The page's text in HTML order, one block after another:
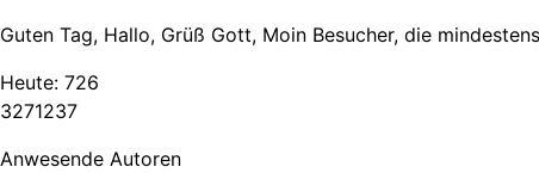
Guten Tag, Hallo, Grüß Gott, Moin Besucher, die
Heute: 726
3271237
Anwesende Autoren